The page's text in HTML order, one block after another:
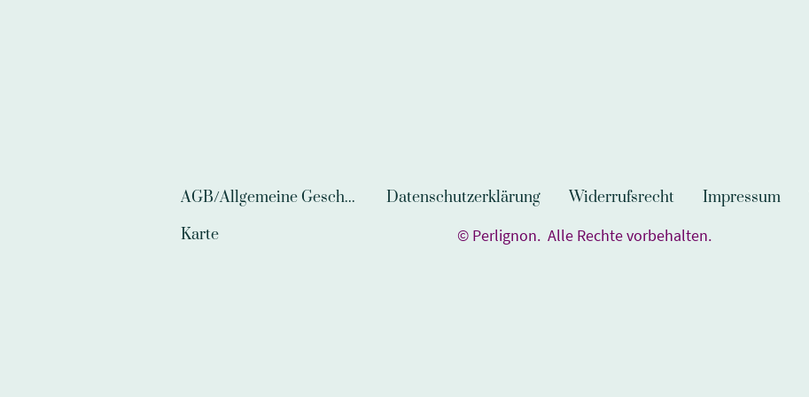
AGB/Allgemeine Geschäftsbedingungen Datenschutzerklärung Widerrufsrecht Impressum
Karte
© Perlignon. Alle Rechte vorbehalten.